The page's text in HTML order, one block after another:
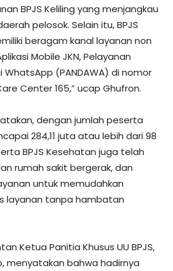
BPJS Keliling yang menjangkau
pelosok. Selain itu, BPJS
beragam kanal layanan non
Mobile JKN, Pelayanan
(PANDAWA) di nomor
Center 165,” ucap Ghufron.
dengan jumlah peserta
284,11 juta atau lebih dari 98
BPJS Kesehatan juga telah
rumah sakit bergerak, dan
untuk memudahkan
layanan tanpa hambatan
Ketua Panitia Khusus UU BPJS,
menyatakan bahwa hadirnya